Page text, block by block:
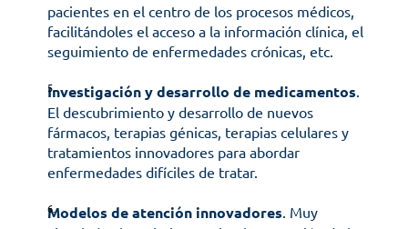
pacientes en el centro de los procesos médicos,
facilitándoles el acceso a la información clínica, el
seguimiento de enfermedades crónicas, etc.
Investigación y desarrollo de medicamentos.
El descubrimiento y desarrollo de nuevos
fármacos, terapias génicas, terapias celulares y
tratamientos innovadores para abordar
enfermedades difíciles de tratar.
Modelos de atención innovadores. Muy